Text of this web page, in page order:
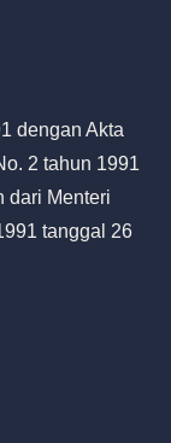
dengan Akta
2 tahun 1991
dari Menteri
tanggal 26